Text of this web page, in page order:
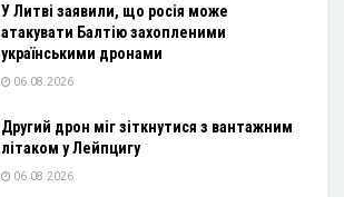
У Литві заявили, що росія може
атакувати Балтію захопленими
українськими дронами
06.08.2026
Другий дрон міг зіткнутися з вантажним
літаком у Лейпцигу
06.08.2026